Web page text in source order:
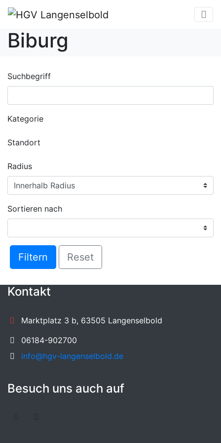
Biburg
Suchbegriff
Kategorie
Standort
Radius
Sortieren nach
Filtern Reset
Kontakt
Marktplatz 3 b, 63505 Langenselbold
06184-902700
info@hgv-langenselbold.de
Besuch uns auch auf